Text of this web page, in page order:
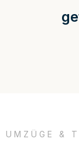
UMZÜGE &